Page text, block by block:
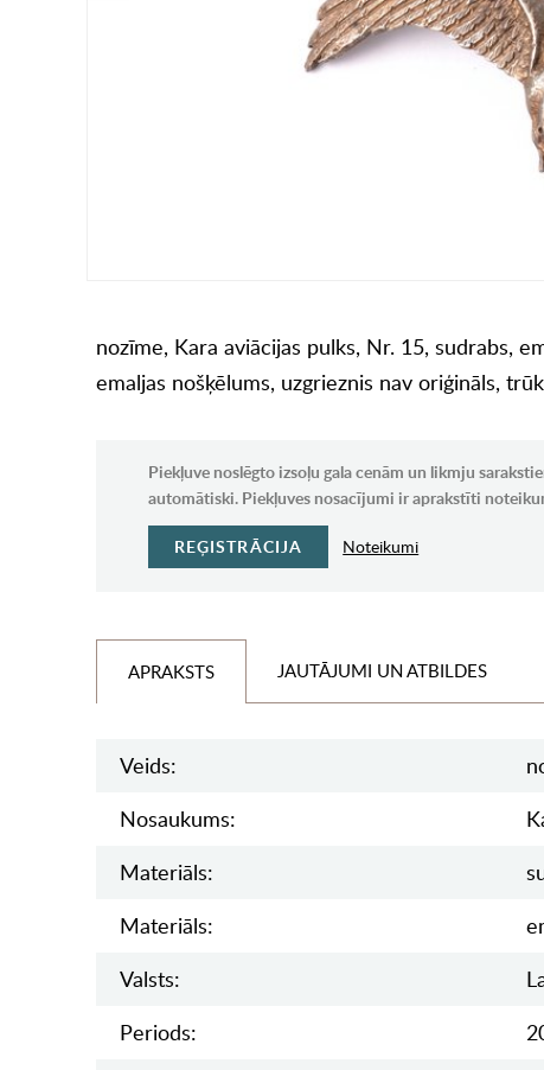
nozīme, Kara aviācijas pulks, Nr. 15, sudrabs,
emaljas nošķēlums, uzgrieznis nav oriģināls,
Piekļuve noslēgto izsoļu gala cenām un likmju
automātiski. Piekļuves nosacījumi ir aprakstīti
REĢISTRĀCIJA Noteikumi
APRAKSTS JAUTĀJUMI UN ATBILDES
Veids:
Nosaukums:
Materiāls:
Materiāls:
Valsts:
Periods: